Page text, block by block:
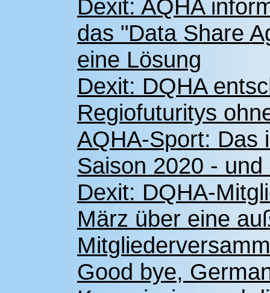
Dexit: AQHA
das "Data Share
eine Lösung
Dexit: DQHA
Regiofuturitys
AQHA-Sport: Das
Saison 2020 -
Dexit: DQHA-
März über eine
Good bye,